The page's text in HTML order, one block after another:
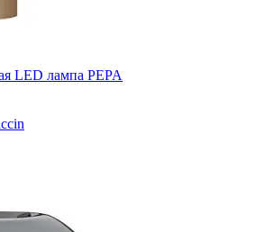
LED лампа PEPA